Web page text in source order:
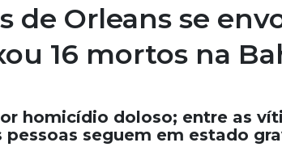
de Orleans se
16 mortos na
homicídio doloso; entre as
seguem em estado